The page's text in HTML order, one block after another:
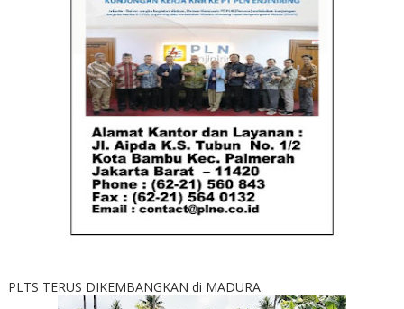
PLTS TERUS DIKEMBANGKAN di MADURA